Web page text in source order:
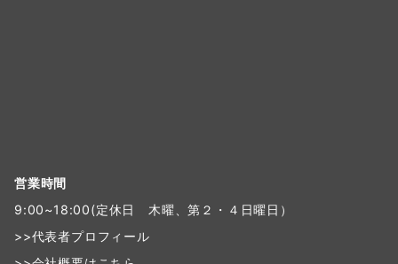
営業時間
9:00~18:00(定休日 木曜、第２・４日曜日）
>>代表者プロフィール